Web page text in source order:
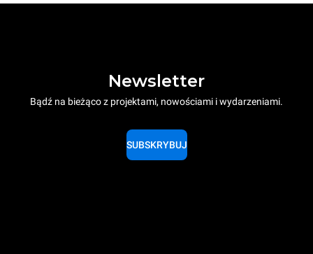
Newsletter
Bądź na bieżąco z projektami, nowościami i wydarzeniami.
SUBSKRYBUJ